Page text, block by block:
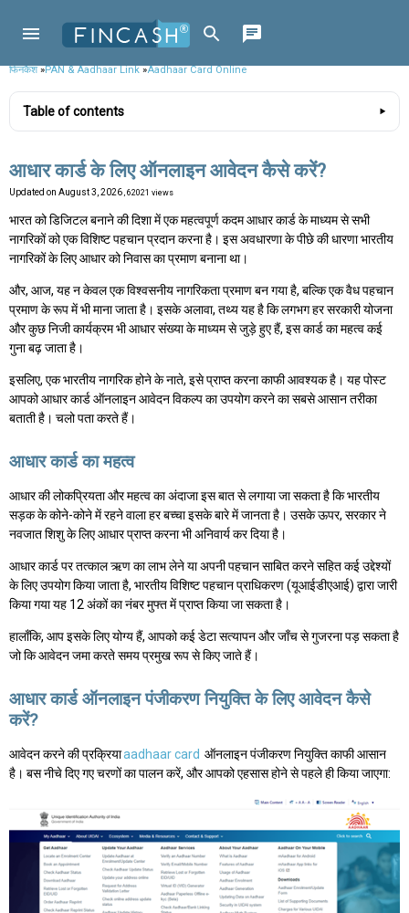
फिनकैश»PAN & Aadhaar Link»Aadhaar Card Online
Table of contents
आधार कार्ड के लिए ऑनलाइन आवेदन कैसे करें?
Updated on August 3, 2026 , 62021 views
भारत को डिजिटल बनाने की दिशा में एक महत्वपूर्ण कदम आधार कार्ड के माध्यम से सभी
नागरिकों को एक विशिष्ट पहचान प्रदान करना है। इस अवधारणा के पीछे की धारणा भारतीय
नागरिकों के लिए आधार को निवास का प्रमाण बनाना था।
और, आज, यह न केवल एक विश्वसनीय नागरिकता प्रमाण बन गया है, बल्कि एक वैध पहचान
प्रमाण के रूप में भी माना जाता है। इसके अलावा, तथ्य यह है कि लगभग हर सरकारी योजना
और कुछ निजी कार्यक्रम भी आधार संख्या के माध्यम से जुड़े हुए हैं, इस कार्ड का महत्व कई
गुना बढ़ जाता है।
इसलिए, एक भारतीय नागरिक होने के नाते, इसे प्राप्त करना काफी आवश्यक है। यह पोस्ट
आपको आधार कार्ड ऑनलाइन आवेदन विकल्प का उपयोग करने का सबसे आसान तरीका
बताती है। चलो पता करते हैं।
आधार कार्ड का महत्व
आधार की लोकप्रियता और महत्व का अंदाजा इस बात से लगाया जा सकता है कि भारतीय
सड़क के कोने-कोने में रहने वाला हर बच्चा इसके बारे में जानता है। उसके ऊपर, सरकार ने
नवजात शिशु के लिए आधार प्राप्त करना भी अनिवार्य कर दिया है।
आधार कार्ड पर तत्काल ऋण का लाभ लेने या अपनी पहचान साबित करने सहित कई उद्देश्यों
के लिए उपयोग किया जाता है, भारतीय विशिष्ट पहचान प्राधिकरण (यूआईडीएआई) द्वारा जारी
किया गया यह 12 अंकों का नंबर मुफ्त में प्राप्त किया जा सकता है।
हालाँकि, आप इसके लिए योग्य हैं, आपको कई डेटा सत्यापन और जाँच से गुजरना पड़ सकता है
जो कि आवेदन जमा करते समय प्रमुख रूप से किए जाते हैं।
आधार कार्ड ऑनलाइन पंजीकरण नियुक्ति के लिए आवेदन कैसे
करें?
आवेदन करने की प्रक्रियाaadhaar card ऑनलाइन पंजीकरण नियुक्ति काफी आसान
है। बस नीचे दिए गए चरणों का पालन करें, और आपको एहसास होने से पहले ही किया जाएगा: